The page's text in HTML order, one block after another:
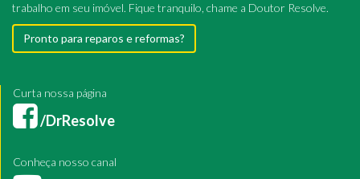
trabalho em seu imóvel. Fique tranquilo, chame a Doutor Resolve.
Pronto para reparos e reformas?
Curta nossa página
/DrResolve
Conheça nosso canal